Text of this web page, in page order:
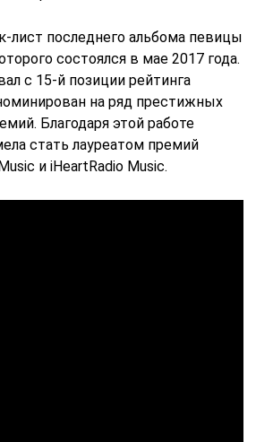
лист последнего альбома певицы
состоялся в мае 2017 года.
с 15-й позиции рейтинга
на ряд престижных
Благодаря этой работе
стать лауреатом премий
и iHeartRadio Music.